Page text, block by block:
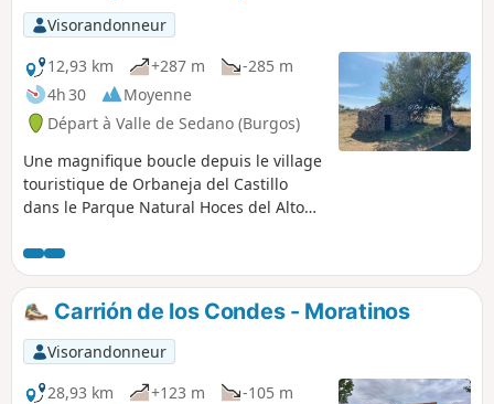
Visorandonneur
12,93 km
+287 m
-285 m
4h 30
Moyenne
Départ à Valle de Sedano (Burgos)
Une magnifique boucle depuis le village
touristique de Orbaneja del Castillo
dans le Parque Natural Hoces del Alto
magnifique village et une résurgence,
des habitats de bergers en pierres
sèches, le paramo et les berges de
l'Ebro.Carrión de los Condes - Moratinos
Visorandonneur
28,93 km
+123 m
-105 m